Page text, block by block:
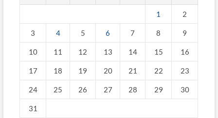
1 2
3 4 5 6 7 8 9
10 11 12 13 14 15 16
17 18 19 20 21 22 23
24 25 26 27 28 29 30
31